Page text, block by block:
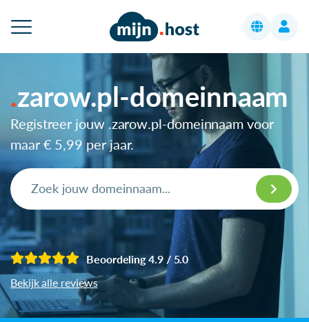
zarow.pl-domeinnaam
Registreer jouw .zarow.pl-domeinnaam voor
maar € 5,99 per jaar.
Beoordeling 4.9 / 5.0
Bekijk alle reviews